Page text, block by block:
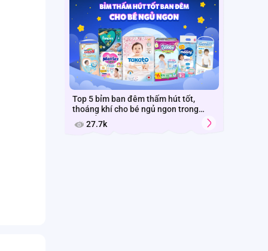
Top 5 bỉm ban đêm thấm hút tốt,
thoáng khí cho bé ngủ ngon trong
mùa nồm Hà Nội
27.7k